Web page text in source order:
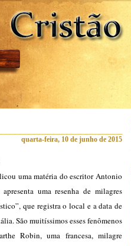
quarta-feira, 10 de junho de 2015
uma matéria do escritor Antonio
uma resenha de milagres
que registra o local e a data de
São muitíssimos esses fenômenos
Robin, uma francesa, milagre